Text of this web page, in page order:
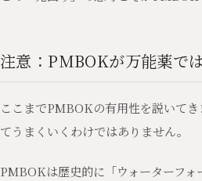
注意：PMBOKが万能薬で
ここまでPMBOKの有用性を説いて
てうまくいくわけではありません。
PMBOKは歴史的に「ウォーターフ